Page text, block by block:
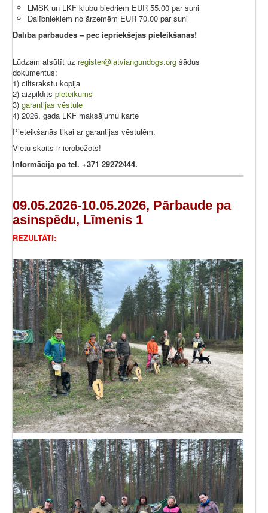
LMSK un LKF klubu biedriem EUR 55.00 par suni
Dalībniekiem no ārzemēm EUR 70.00 par suni
Dalība pārbaudēs – pēc iepriekšējas pieteikšanās!
Lūdzam atsūtīt uz register@latviangundogs.org šādus
dokumentus:
1) ciltsrakstu kopija
2) aizpildīts pieteikums
3) garantijas vēstule
4) 2026. gada LKF maksājumu karte
Pieteikšanās tikai ar garantijas vēstulēm.
Vietu skaits ir ierobežots!
Informācija pa tel. +371 29272444.
09.05.2026-10.05.2026, Pārbaude pa
asinspēdu, Līmenis 1
REZULTĀTI: